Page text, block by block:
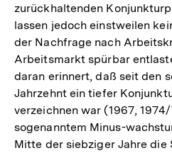
zurückhaltenden
lassen jedoch einstweilen
der Nachfrage nach
Arbeitsmarkt spürbar
daran erinnert, daß seit den
Jahrzehnt ein tiefer
verzeichnen war (1967,
sogenanntem Minus-
Mitte der siebziger Jahre